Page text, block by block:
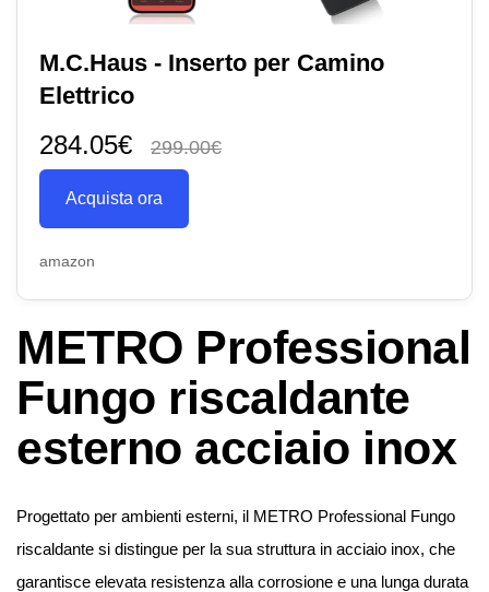
M.C.Haus - Inserto per Camino
Elettrico
284.05€ 299.00€
Acquista ora
amazon
METRO Professional
Fungo riscaldante
esterno acciaio inox
Progettato per ambienti esterni, il METRO Professional Fungo
riscaldante si distingue per la sua struttura in acciaio inox, che
garantisce elevata resistenza alla corrosione e una lunga durata